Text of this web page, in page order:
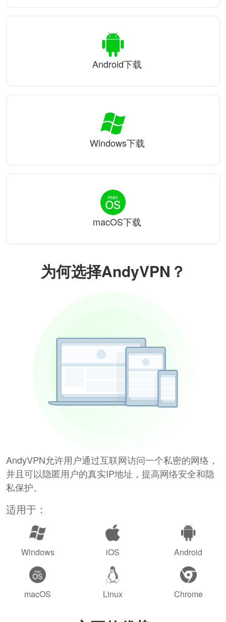
为何选择AndyVPN？
AndyVPN允许用户通过互联网访问一个私密的网络，
并且可以隐匿用户的真实IP地址，提高网络安全和隐
私保护。
适用于：
Windows iOS Android
macOS Linux Chrome
Android下载
Windows下载
macOS下载